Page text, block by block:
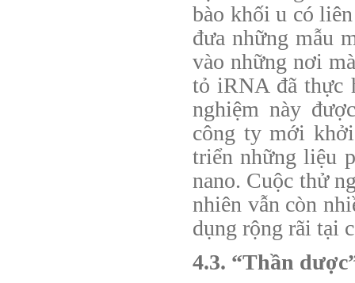
bào khối u có
đưa những mẫu
vào những nơi
tỏ iRNA đã thực
nghiệm này
công ty mới
triển những liệu
nano. Cuộc thử
nhiên vẫn còn
dụng rộng rãi tại
4.3. “Thần